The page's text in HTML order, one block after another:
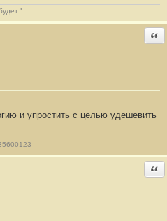
и упростить с целью удешевить